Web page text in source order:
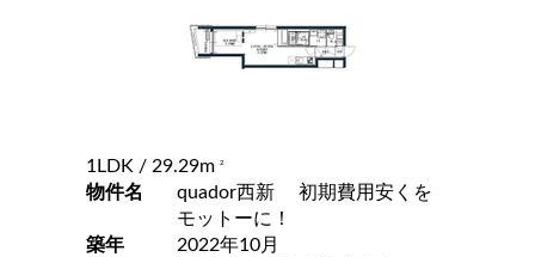
1LDK / 29.29m 2
物件名
quador西新 初期費用安くを
モットーに！
築年
2022年10月